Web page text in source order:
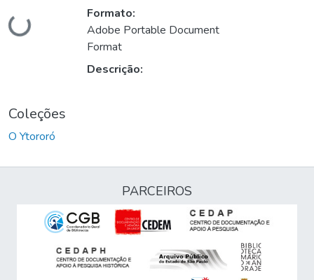
Carregando...
Formato:
Adobe Portable Document
Format
Descrição:
Coleções
O Ytororó
PARCEIROS